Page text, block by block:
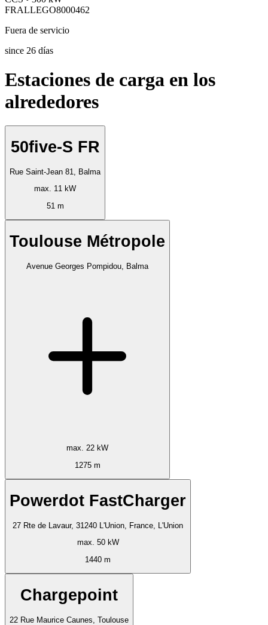
FRALLEGO8000462
Fuera de servicio
since 26 días
Estaciones de carga en los
alrededores
50five-S FR
Rue Saint-Jean 81, Balma
max. 11 kW
51 m
Toulouse Métropole
Avenue Georges Pompidou, Balma
max. 22 kW
1275 m
Powerdot FastCharger
27 Rte de Lavaur, 31240 L'Union, France, L'Union
max. 50 kW
1440 m
Chargepoint
22 Rue Maurice Caunes, Toulouse